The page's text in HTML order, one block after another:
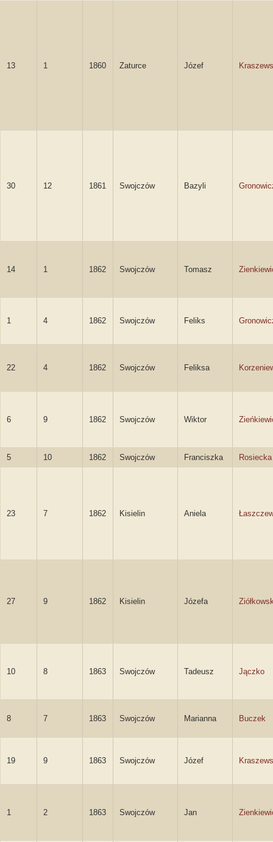
13 1 1860 Zaturce Józef
30 12 1861 Swojczów Bazyli
14 1 1862 Swojczów Tomasz
1 4 1862 Swojczów Feliks
22 4 1862 Swojczów Feliksa
6 9 1862 Swojczów Wiktor
5 10 1862 Swojczów Franciszka Rosiecka
23 7 1862 Kisielin Aniela
27 9 1862 Kisielin Józefa
10 8 1863 Swojczów Tadeusz Jączko
8 7 1863 Swojczów Marianna Buczek
19 9 1863 Swojczów Józef
1 2 1863 Swojczów Jan